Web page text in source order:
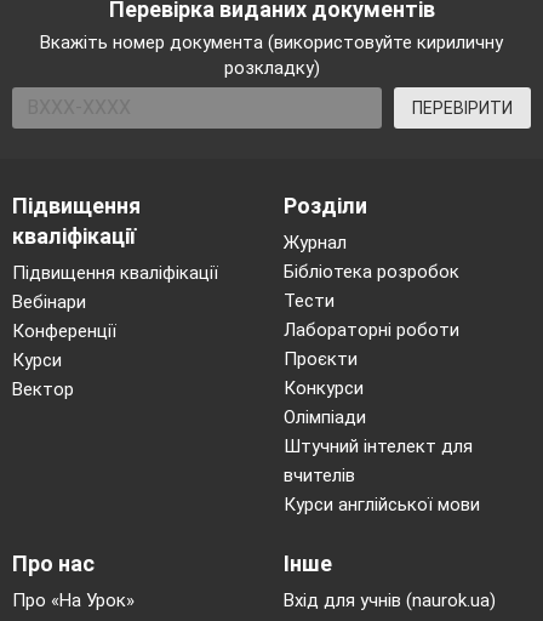
Перевірка виданих документів
Вкажіть номер документа (використовуйте кириличну
розкладку)
ПЕРЕВІРИТИ
Підвищення
кваліфікації
Підвищення кваліфікації
Вебінари
Конференції
Курси
Вектор
Розділи
Журнал
Бібліотека розробок
Тести
Лабораторні роботи
Проєкти
Конкурси
Олімпіади
Штучний інтелект для
вчителів
Курси англійської мови
Про нас
Про «На Урок»
Інше
Вхід для учнів (naurok.ua)